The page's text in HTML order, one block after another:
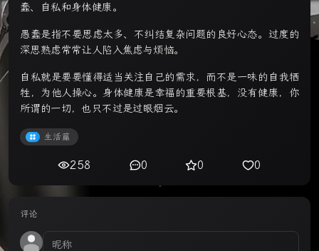
蠢、自私和身体健康。
愚蠢是指不要思虑太多、不纠结复杂问题的良好心态。过度的
深思熟虑常常让人陷入焦虑与烦恼。
自私就是要要懂得适当关注自己的需求，而不是一味的自我牺
牲，为他人操心。身体健康是幸福的重要根基，没有健康，你
所谓的一切，也只不过是过眼烟云。
生活篇
258 0 0 0
评论